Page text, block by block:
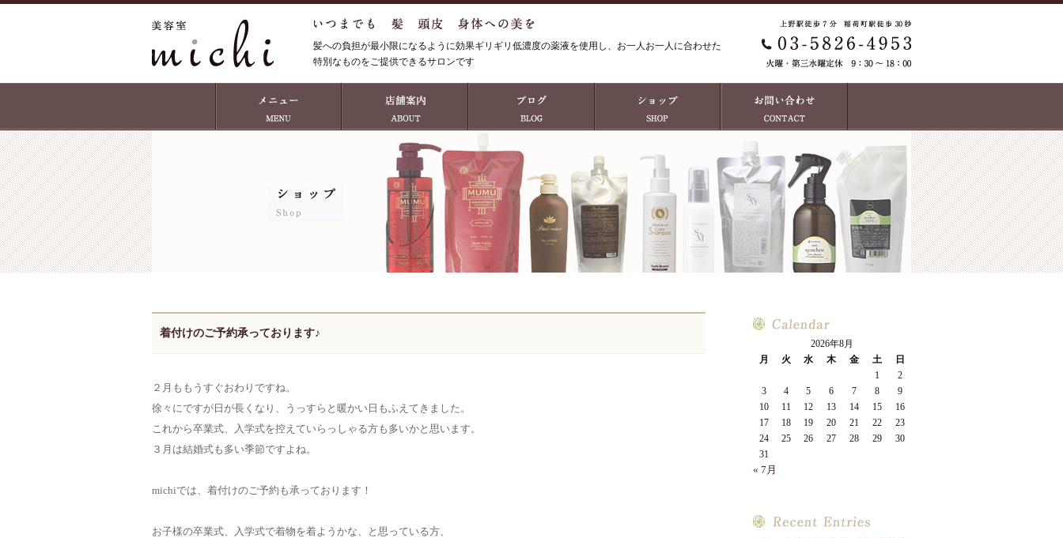
髪への負担が最小限になるように効果ギリギリ低濃度の薬液を使用し、お一人お一人に合わせた
特別なものをご提供できるサロンです
着付けのご予約承っております♪
２月ももうすぐおわりですね。
徐々にですが日が長くなり、うっすらと暖かい日もふえてきました。
これから卒業式、入学式を控えていらっしゃる方も多いかと思います。
３月は結婚式も多い季節ですよね。
michiでは、着付けのご予約も承っております！
お子様の卒業式、入学式で着物を着ようかな、と思っている方、
2026年8月
月
火 水 木 金 土
日
1
2
3
4 5 6 7 8
9
10
11 12 13 14 15
16
17
18 19 20 21 22
23
24
25 26 27 28 29
30
31
« 7月